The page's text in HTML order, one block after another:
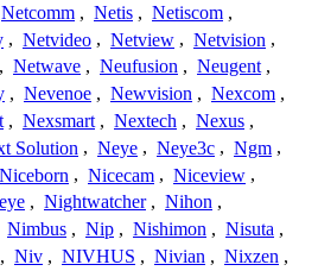
Netcomm , Netis , Netiscom ,
, Netvideo , Netview , Netvision ,
, Netwave , Neufusion , Neugent ,
, Nevenoe , Newvision , Nexcom ,
, Nexsmart , Nextech , Nexus ,
Solution , Neye , Neye3c , Ngm ,
Niceborn , Nicecam , Niceview ,
, Nightwatcher , Nihon ,
Nimbus , Nip , Nishimon , Nisuta ,
, Niv , NIVHUS , Nivian , Nixzen ,